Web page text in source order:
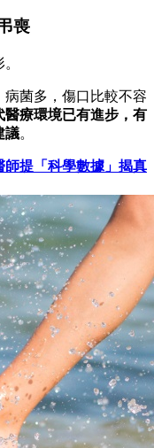
喪
菌多，傷口比較不容
醫療環境已有進步，有
議。
師提「科學數據」揭真